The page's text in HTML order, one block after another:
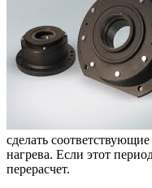
сделать
нагрева. Если этот
перерасчет.